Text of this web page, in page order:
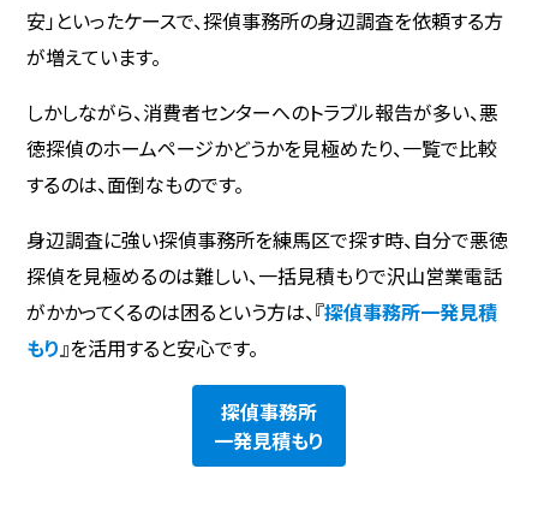
安」といったケースで、探偵事務所の身辺調査を依頼する方
が増えています。
しかしながら、消費者センターへのトラブル報告が多い、悪
徳探偵のホームページかどうかを見極めたり、一覧で比較
するのは、面倒なものです。
身辺調査に強い探偵事務所を練馬区で探す時、自分で悪徳
探偵を見極めるのは難しい、一括見積もりで沢山営業電話
がかかってくるのは困るという方は、『探偵事務所一発見積
もり 』を活用すると安心です。
探偵事務所
一発見積もり